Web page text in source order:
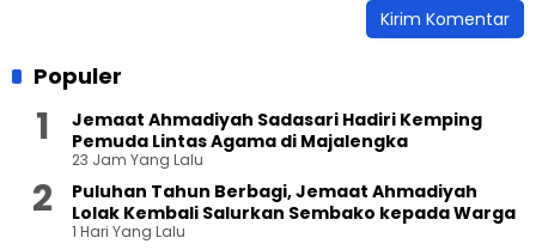
Populer
Jemaat Ahmadiyah Sadasari Hadiri Kemping
Pemuda Lintas Agama di Majalengka
23 Jam Yang Lalu
Puluhan Tahun Berbagi, Jemaat Ahmadiyah
Lolak Kembali Salurkan Sembako kepada Warga
1 Hari Yang Lalu